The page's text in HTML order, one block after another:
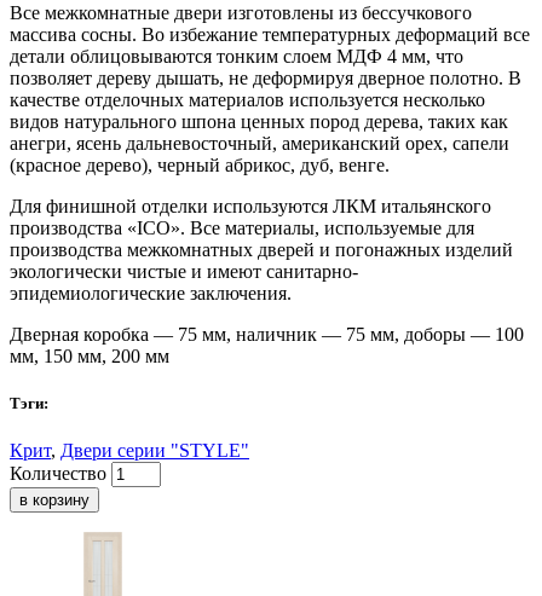
Все межкомнатные двери изготовлены из бессучкового
массива сосны. Во избежание температурных деформаций все
детали облицовываются тонким слоем МДФ 4 мм, что
позволяет дереву дышать, не деформируя дверное полотно. В
качестве отделочных материалов используется несколько
видов натурального шпона ценных пород дерева, таких как
анегри, ясень дальневосточный, американский орех, сапели
(красное дерево), черный абрикос, дуб, венге.
Для финишной отделки используются ЛКМ итальянского
производства «ICO». Все материалы, используемые для
производства межкомнатных дверей и погонажных изделий
экологически чистые и имеют санитарно-
эпидемиологические заключения.
Дверная коробка — 75 мм, наличник — 75 мм, доборы — 100
мм, 150 мм, 200 мм
Тэги:
Крит, Двери серии "STYLE"
Количество
в корзину